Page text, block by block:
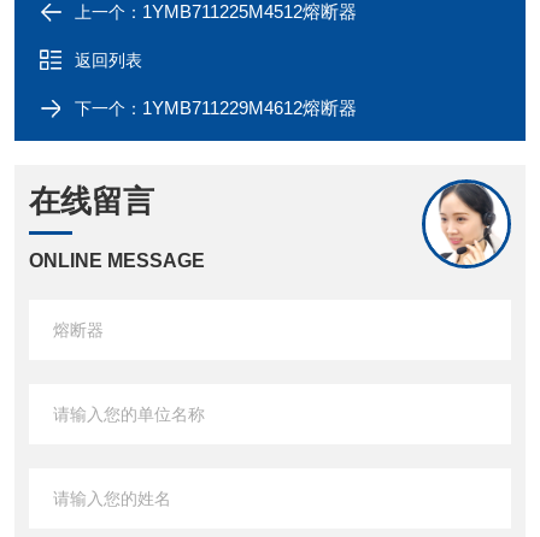
上一个： 1YMB711225M4512熔断器
返回列表
下一个： 1YMB711229M4612熔断器
在线留言
ONLINE MESSAGE